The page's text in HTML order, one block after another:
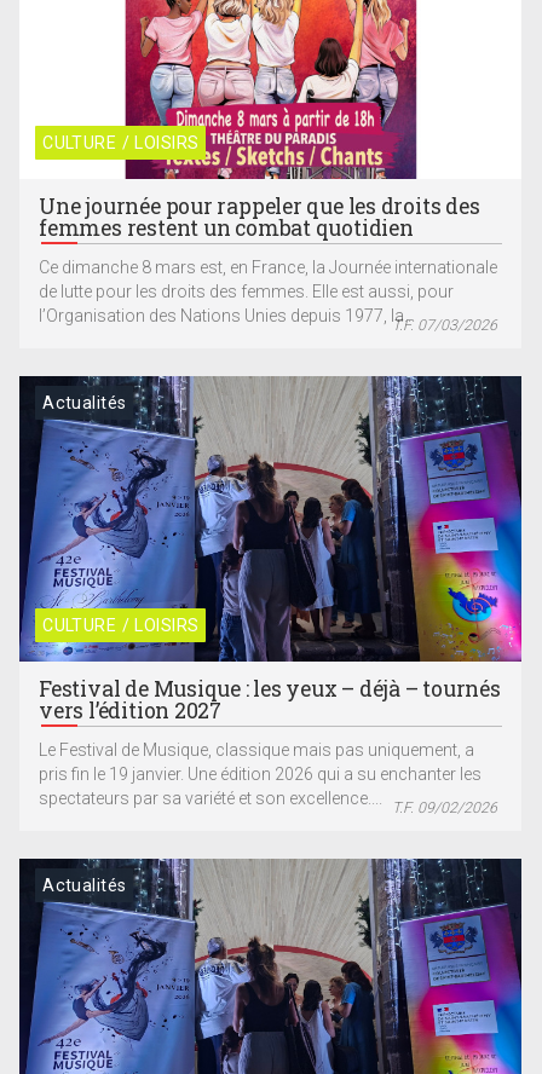
CULTURE / LOISIRS
Une journée pour rappeler que les droits des
femmes restent un combat quotidien
Ce dimanche 8 mars est, en France, la Journée internationale
de lutte pour les droits des femmes. Elle est aussi, pour
l’Organisation des Nations Unies depuis 1977, la...T.F. 07/03/2026
CULTURE / LOISIRS
Actualités
Festival de Musique : les yeux – déjà – tournés
vers l’édition 2027
Le Festival de Musique, classique mais pas uniquement, a
pris fin le 19 janvier. Une édition 2026 qui a su enchanter les
spectateurs par sa variété et son excellence....
T.F. 09/02/2026
Actualités